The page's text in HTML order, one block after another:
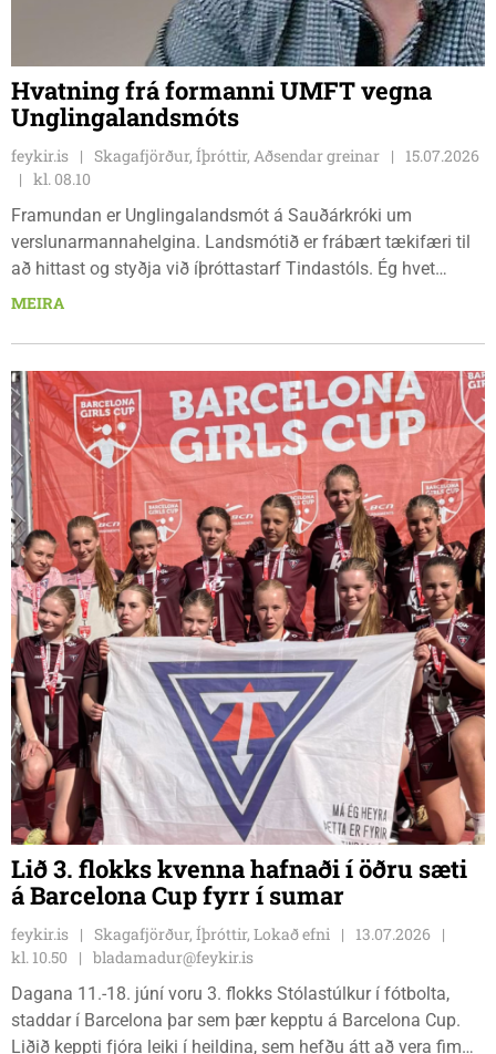
Hvatning frá formanni UMFT vegna
Unglingalandsmóts
feykir.is Skagafjörður, Íþróttir, Aðsendar greinar
15.07.2026
kl. 08.10
Framundan er Unglingalandsmót á Sauðárkróki um
verslunarmannahelgina. Landsmótið er frábært tækifæri til
að hittast og styðja við íþróttastarf Tindastóls. Ég hvet
félagsmenn, foreldra, stuðningsmenn og velunnara til að
skiptir máli og hjálpar okkur að skapa góða upplifun fyrir
gesti og þátttakendur.
MEIRA
Lið 3. flokks kvenna hafnaði í öðru sæti
á Barcelona Cup fyrr í sumar
feykir.is Skagafjörður, Íþróttir, Lokað efni
13.07.2026
kl. 10.50
bladamadur@feykir.is
Dagana 11.-18. júní voru 3. flokks Stólastúlkur í fótbolta,
staddar í Barcelona þar sem þær kepptu á Barcelona Cup.
Liðið keppti fjóra leiki í heildina, sem hefðu átt að vera fimm